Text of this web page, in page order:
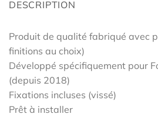
DESCRIPTION
Produit de qualité fabriqué avec
finitions au choix)
Développé spécifiquement pour
(depuis 2018)
Fixations incluses (vissé)
Prêt à installer